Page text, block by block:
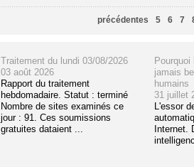
précédentes 5 6 7
Traitement du lundi 03/08/2026
03 août 2026
Rapport du traitement
hebdomadaire. Statut : terminé
Nombre de sites examinés ce
jour : 91. Ces soumissions
gratuites dataient ...
jamais
humains
31 juillet
L'essor
Internet.